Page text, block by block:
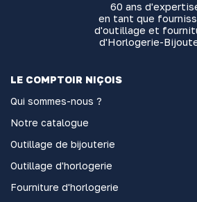
60 ans
en tant que
d'outillage et
d'Horlogerie-
LE COMPTOIR NIÇOIS
Qui sommes-nous ?
Notre catalogue
Outillage de bijouterie
Outillage d'horlogerie
Fourniture d'horlogerie